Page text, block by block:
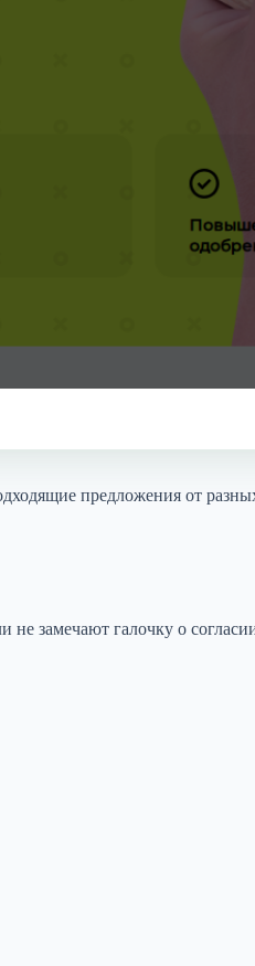
предложения от
замечают галочку о